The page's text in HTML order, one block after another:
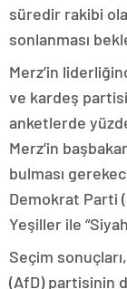
süredir rakibi
sonlanması
Merz’in
ve kardeş
anketlerde
Merz’in
bulması
Demokrat Parti
Yeşiller ile
Seçim
(AfD) partisinin